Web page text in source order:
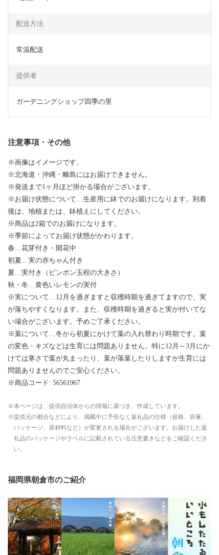
配送方法
常温配送
提供者
ガーデニングショップ四季の里
注意事項・その他
※画像はイメージです。
※北海道・沖縄・離島にはお届けできません。
※発送まで1ヶ月ほど掛かる場合がございます。
※お届け状態について…生産用に鉢でのお届けになります。到着
後は、地植または、鉢植えにしてください。
※商品は2箱でのお届けになります。
※季節によってお届け状態がかわります。
春…花芽付き・開花中
初夏…実の赤ちゃん付き
夏…実付き（ピンポン玉程の大きさ）
秋・冬…黄色いレモンの実付
※実について…12月を過ぎますと収穫時期を過ぎてますので、実
が落ちやすくなります。また、収穫時期を過ぎると実が付いてな
い場合がございます。予めご了承ください。
※葉について…冬から初夏にかけて葉の入れ替わり時期です。葉
の変色・キズなどは生育には問題ありません。特に12月～3月にか
けては寒さで葉が丸まったり、葉が落葉したりしますが生育には
問題ありませんのでご安心ください。
※商品コード: 56561967
本ページは、提供自治体からの情報に基づき、作成しています。
提供元の都合などにより、掲載中に予告なく返礼品の仕様（規格、容量、
パッケージ、原材料など）が変更される場合がございます。お届けした返
礼品のパッケージやラベルに記載されている注意書きなどをご確認くださ
い。
福岡県朝倉市のご紹介